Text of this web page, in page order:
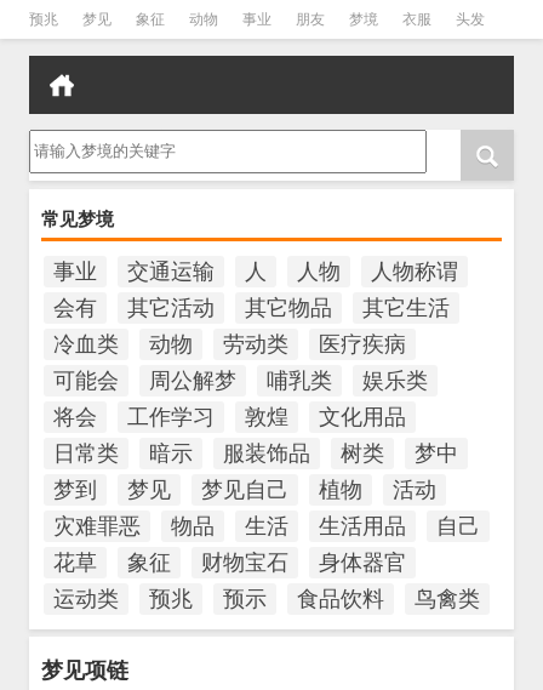
预兆 梦见 象征 动物 事业 朋友 梦境 衣服 头发
孕妇 孩子 吵架 房子
常见梦境
事业 交通运输 人 人物
人物称谓
会有
其它活动 其它物品
其它生活
冷血类
动物 劳动类
医疗疾病
可能会
周公解梦 哺乳类
娱乐类
将会
工作学习 敦煌
文化用品
日常类
暗示 服装饰品 树类
梦中
梦到
梦见 梦见自己 植物
活动
灾难罪恶
物品 生活 生活用品
自己
花草
象征 财物宝石
身体器官
运动类
预兆 预示 食品饮料 鸟禽类
梦见项链